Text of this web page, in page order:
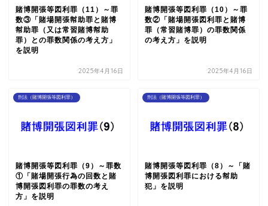
賭博開張等図利罪（11）～罪
数③「賭場開張幇助罪と賭博
幇助罪（又は常習賭博幇助
罪）との罪数関係の考え方」
を説明
2025年4月16日
賭博開張等図利罪（10）～罪
数②「賭場開張図利罪と賭博
罪（常習賭博罪）の罪数関係
の考え方」を説明
2025年4月16日
刑法（賭博開張等図利罪）
賭博開張等図利罪（9）～罪数
①「賭場開張行為の回数と賭
博開張図利罪の罪数の考え
方」を説明
刑法（賭博開張等図利罪）
賭博開張等図利罪（8）～「賭
博開張図利罪における幇助
犯」を説明